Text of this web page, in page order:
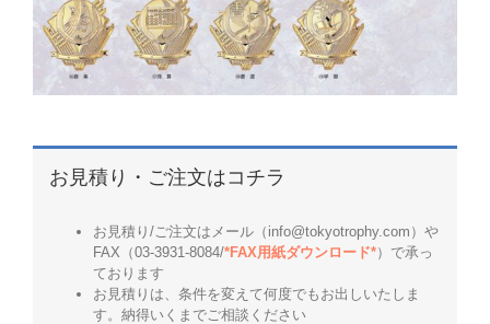
お見積り・ご注文はコチラ
お見積り/ご注文はメール（info@tokyotrophy.com）や
FAX（03-3931-8084/*FAX用紙ダウンロード*）で承っ
ております
お見積りは、条件を変えて何度でもお出しいたしま
す。納得いくまでご相談ください